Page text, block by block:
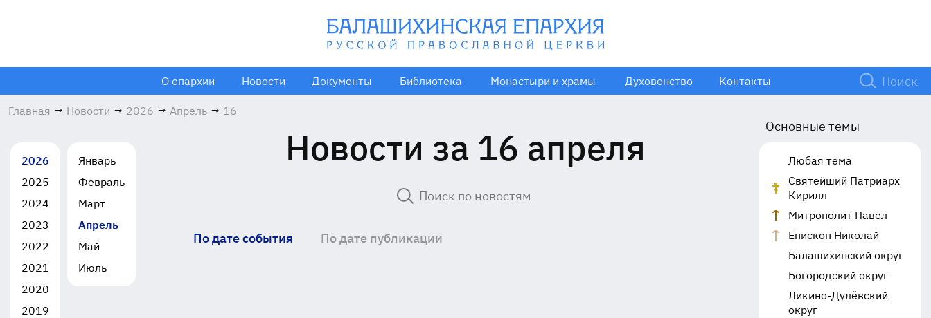
О епархии Новости Документы Библиотека Монастыри и храмы Духовенство Контакты
Главная → Новости → 2026 → Апрель → 16
2026
2025
2024
2023
2022
2021
2020
2019
Январь
Февраль
Март
Апрель
Май
Июль
Новости за 16 апреля
По дате события По дате публикации
Основные темы
Любая тема
Святейший Патриарх
Кирилл
Митрополит Павел
Епископ Николай
Балашихинский округ
Богородский округ
Ликино-Дулёвский
округ